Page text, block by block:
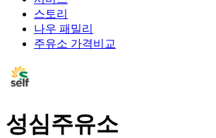
스토리
나우 패밀리
주유소 가격비교
성심주유소